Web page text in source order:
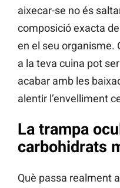
aixecar-se no és
composició exacta
en el seu organisme.
a la teva cuina pot
acabar amb les
alentir l’envelliment
La trampa
carbohidrats
Què passa realment